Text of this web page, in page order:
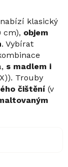
nabízí klasický
cm), objem
. Vybírat
s madlem i
Trouby
čištění (v